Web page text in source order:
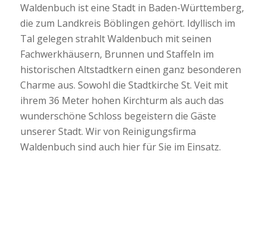
Waldenbuch ist eine Stadt in Baden-Württemberg,
die zum Landkreis Böblingen gehört. Idyllisch im
Tal gelegen strahlt Waldenbuch mit seinen
Fachwerkhäusern, Brunnen und Staffeln im
historischen Altstadtkern einen ganz besonderen
Charme aus. Sowohl die Stadtkirche St. Veit mit
ihrem 36 Meter hohen Kirchturm als auch das
wunderschöne Schloss begeistern die Gäste
unserer Stadt. Wir von Reinigungsfirma
Waldenbuch sind auch hier für Sie im Einsatz.